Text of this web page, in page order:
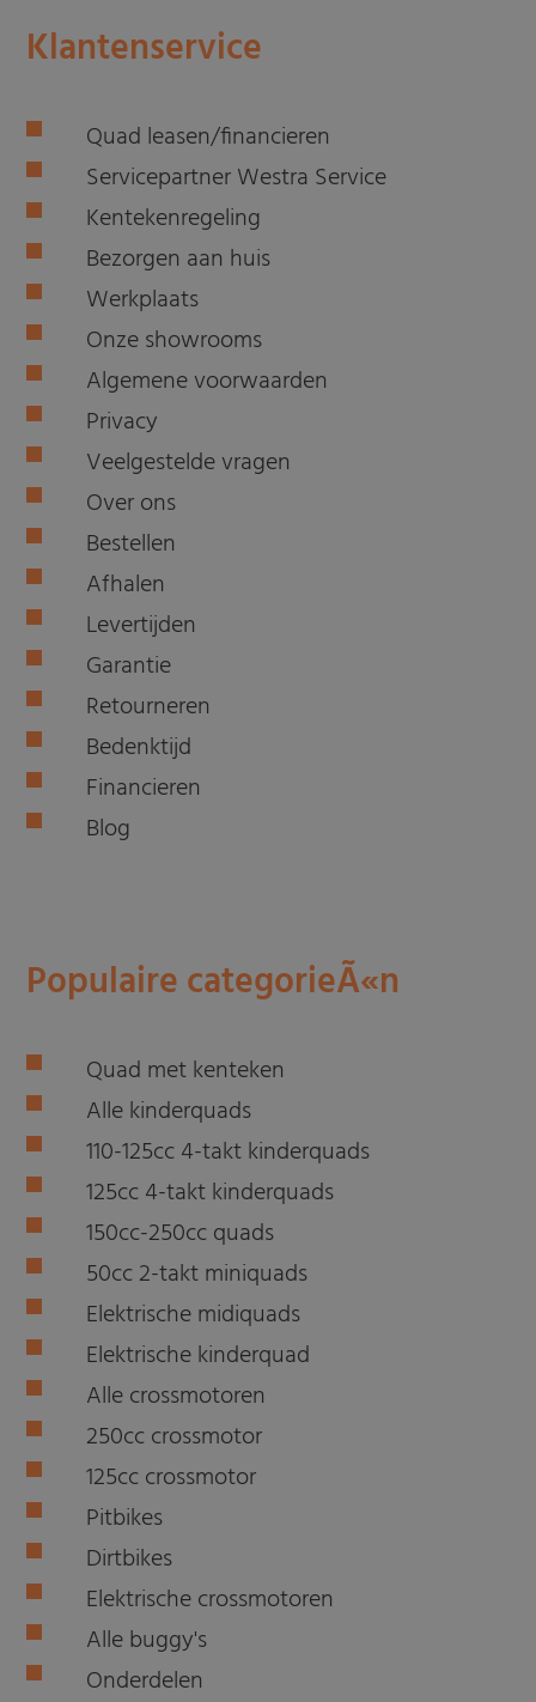
Klantenservice
Quad leasen/financieren
Servicepartner Westra Service
Kentekenregeling
Bezorgen aan huis
Werkplaats
Onze showrooms
Algemene voorwaarden
Privacy
Veelgestelde vragen
Over ons
Bestellen
Afhalen
Levertijden
Garantie
Retourneren
Bedenktijd
Financieren
Blog
Populaire categorieÃ«n
Quad met kenteken
Alle kinderquads
110-125cc 4-takt kinderquads
125cc 4-takt kinderquads
150cc-250cc quads
50cc 2-takt miniquads
Elektrische midiquads
Elektrische kinderquad
Alle crossmotoren
250cc crossmotor
125cc crossmotor
Pitbikes
Dirtbikes
Elektrische crossmotoren
Alle buggy's
Onderdelen